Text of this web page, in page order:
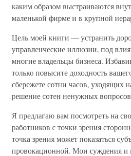
каким образом выстраиваются
маленькой фирме и в крупной
Цель моей книги — устранить
управленческие иллюзии, под
многие владельцы бизнеса.
только повысите доходность
сбережете сотни часов, уходящих
решение сотен ненужных
Я предлагаю вам посмотреть на
работников с точки зрения
точка зрения может показаться
провокационной. Мои суждения и